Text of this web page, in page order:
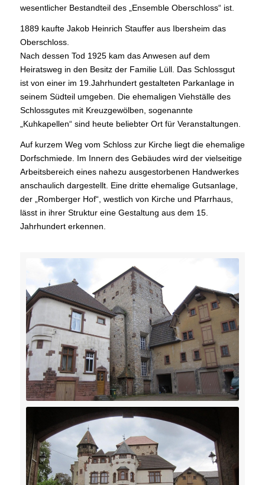
wesentlicher Bestandteil des „Ensemble Oberschloss“ ist.
1889 kaufte Jakob Heinrich Stauffer aus Ibersheim das
Oberschloss.
Nach dessen Tod 1925 kam das Anwesen auf dem
Heiratsweg in den Besitz der Familie Lüll. Das Schlossgut
ist von einer im 19.Jahrhundert gestalteten Parkanlage in
seinem Südteil umgeben. Die ehemaligen Viehställe des
Schlossgutes mit Kreuzgewölben, sogenannte
„Kuhkapellen“ sind heute beliebter Ort für Veranstaltungen.
Auf kurzem Weg vom Schloss zur Kirche liegt die ehemalige
Dorfschmiede. Im Innern des Gebäudes wird der vielseitige
Arbeitsbereich eines nahezu ausgestorbenen Handwerkes
anschaulich dargestellt. Eine dritte ehemalige Gutsanlage,
der „Romberger Hof“, westlich von Kirche und Pfarrhaus,
lässt in ihrer Struktur eine Gestaltung aus dem 15.
Jahrhundert erkennen.